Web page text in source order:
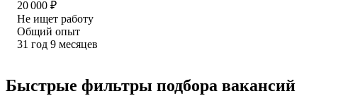
20 000 ₽
Не ищет работу
Общий опыт
31 год 9 месяцев
Быстрые фильтры подбора вакансий